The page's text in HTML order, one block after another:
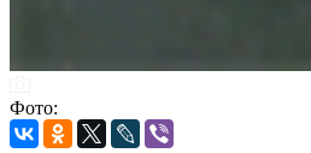
Фото: